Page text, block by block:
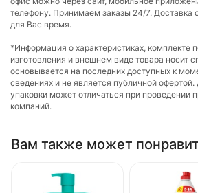
телефону. Принимаем заказы 24/7. Доставка
для Вас время.
*Информация о характеристиках, комплекте
изготовления и внешнем виде товара носит
основывается на последних доступных к
сведениях и не является публичной офертой.
упаковки может отличаться при проведении
компаний.
Вам также может